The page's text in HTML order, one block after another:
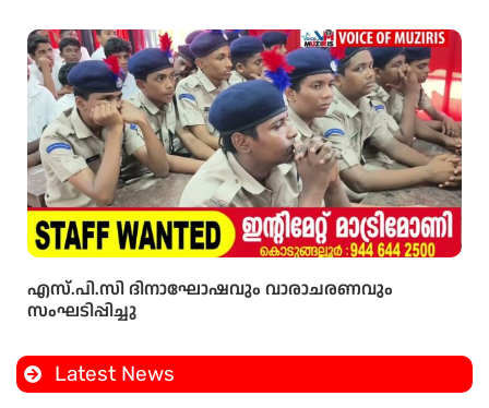
എസ്.പി.സി ദിനാഘോഷവും വാരാചരണവും
സംഘടിപ്പിച്ചു
Latest News